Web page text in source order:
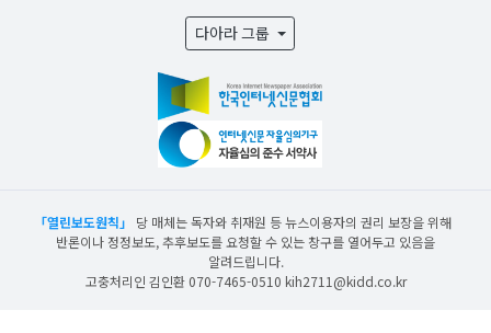
다아라 그룹
「열린보도원칙」
당 매체는 독자와 취재원 등 뉴스이용자의 권리 보장을 위해
반론이나 정정보도, 추후보도를 요청할 수 있는 창구를 열어두고 있음을
알려드립니다.
고충처리인 김인환 070-7465-0510 kih2711@kidd.co.kr